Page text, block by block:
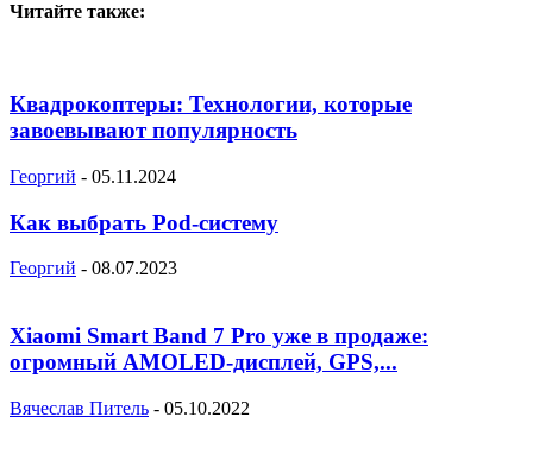
Читайте также:
Квадрокоптеры: Технологии, которые
завоевывают популярность
Георгий - 05.11.2024
Как выбрать Pod-систему
Георгий - 08.07.2023
Xiaomi Smart Band 7 Pro уже в продаже:
огромный AMOLED-дисплей, GPS,...
Вячеслав Питель - 05.10.2022